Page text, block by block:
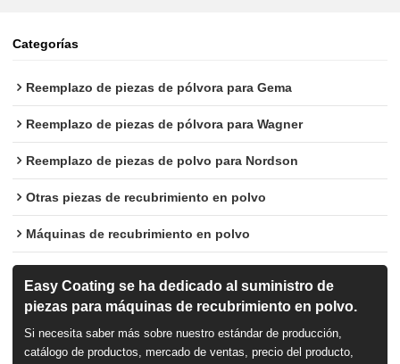
Categorías
Reemplazo de piezas de pólvora para Gema
Reemplazo de piezas de pólvora para Wagner
Reemplazo de piezas de polvo para Nordson
Otras piezas de recubrimiento en polvo
Máquinas de recubrimiento en polvo
Easy Coating se ha dedicado al suministro de
piezas para máquinas de recubrimiento en polvo.
Si necesita saber más sobre nuestro estándar de producción,
catálogo de productos, mercado de ventas, precio del producto,